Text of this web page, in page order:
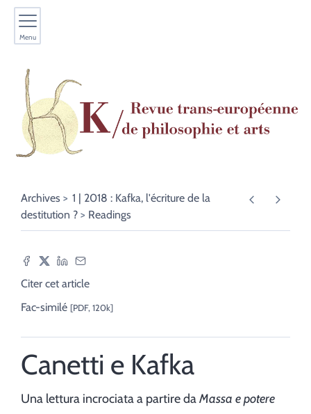
Menu
Archives
1 | 2018 : Kafka, l'écriture de la
destitution ?
Readings
Citer cet article
Fac-similé [PDF, 120k]
Canetti e Kafka
Una lettura incrociata a partire daMassa e potere